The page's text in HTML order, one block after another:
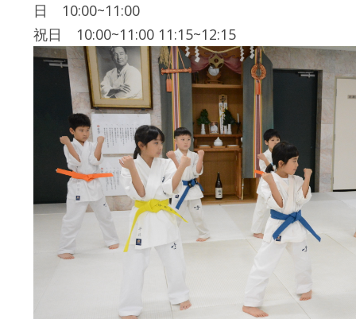
日 10:00~11:00
祝日 10:00~11:00 11:15~12:15